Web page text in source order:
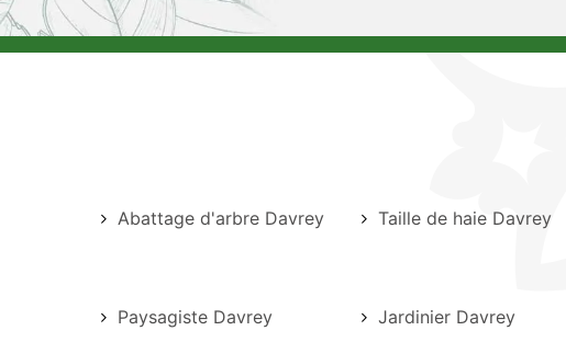
Abattage d'arbre Davrey Taille de haie Davrey
Paysagiste Davrey Jardinier Davrey